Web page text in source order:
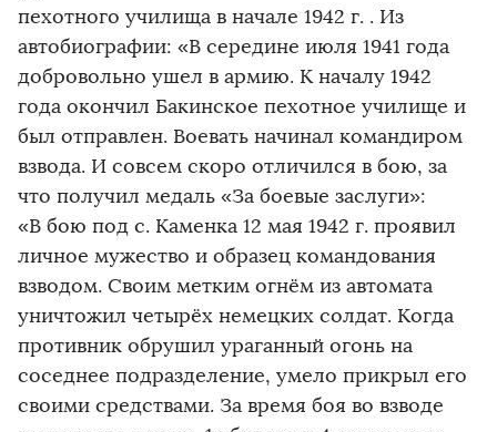
пехотного училища в начале 1942 г. . Из
автобиографии: «В середине июля 1941 года
добровольно ушел в армию. К началу 1942
года окончил Бакинское пехотное училище и
был отправлен. Воевать начинал командиром
взвода. И совсем скоро отличился в бою, за
что получил медаль «За боевые заслуги»:
«В бою под с. Каменка 12 мая 1942 г. проявил
личное мужество и образец командования
взводом. Своим метким огнём из автомата
уничтожил четырёх немецких солдат. Когда
противник обрушил ураганный огонь на
соседнее подразделение, умело прикрыл его
своими средствами. За время боя во взводе